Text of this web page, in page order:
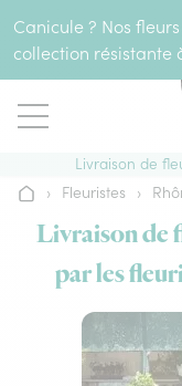
Canicule ? Nos
collection résistante
Livraison de
Accueil
› Fleuristes ›
Livraison de
par les